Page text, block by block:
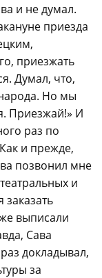
и не думал.
приезда
приезжать
Думал, что,
Но мы
Приезжай!» И
раз по
и прежде,
позвонил мне
и
выписали
Сава
докладывал,
за